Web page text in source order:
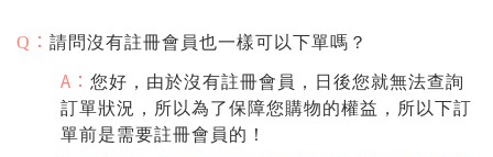
Q ： 請問沒有註冊會員也一樣可以下單嗎？
A： 您好，由於沒有註冊會員，日後您就無法查詢
訂單狀況，所以為了保障您購物的權益，所以下訂
單前是需要註冊會員的！